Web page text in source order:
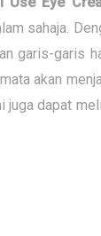
sahaja.
garis-garis
akan
juga dapat